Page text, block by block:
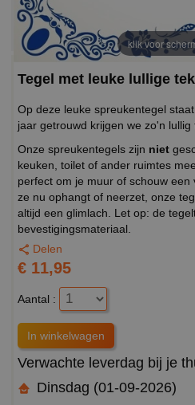
klik voor
Tegel met leuke lullige
Op deze leuke spreukentegel
jaar getrouwd krijgen we zo'n lullig
Onze spreukentegels zijn niet
keuken, toilet of ander ruimtes
perfect om je muur of schouw
ze nu ophangt of neerzet, onze
altijd een glimlach. Let op: de
bevestigingsmateriaal.
Delen
€ 11,95
Aantal :
Verwachte leverdag bij je
Dinsdag (01-09-2026)